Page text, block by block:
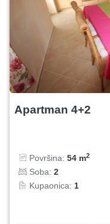
Apartman 4+2
Površina: 54 m2
Soba: 2
Kupaonica: 1